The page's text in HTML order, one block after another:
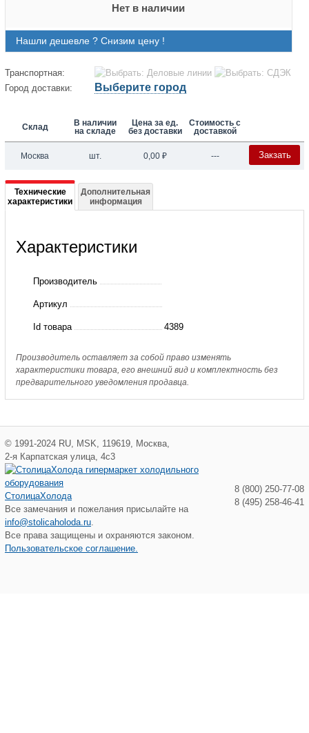
Нет в наличии
Нашли дешевле ? Снизим цену !
Транспортная:
Город доставки:
Выберите город
Склад
В наличии
на складе
Цена за ед.
без доставки
Стоимость с
доставкой
Москва шт. 0,00 ₽ --- Закзать
Подробная
информация
FD
Технические
характеристики
Дополнительная
информация
Характеристики
Производитель
Артикул
Id товара 4389
Производитель оставляет за собой право изменять
характеристики товара, его внешний вид и комплектность без
предварительного уведомления продавца.
© 1991-2024 RU MSK 119619 Москва
2-я Карпатская улица, 4с3
СтолицаХолода
Все замечания и пожелания присылайте на
info@stolicaholoda.ru
Все права защищены и охраняются законом.
Пользовательское соглашение.
8 (800) 250-77-08
8 (495) 258-46-41